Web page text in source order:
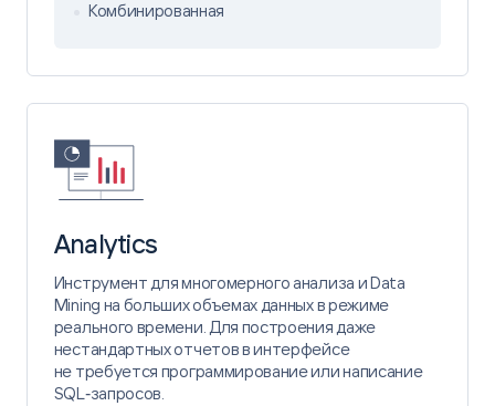
Комбинированная
Analytics
Инструмент для многомерного анализа и Data
Mining на больших объемах данных в режиме
реального времени. Для построения даже
нестандартных отчетов в интерфейсе
не требуется программирование или написание
SQL‑запросов.